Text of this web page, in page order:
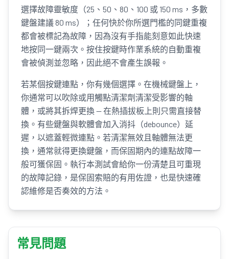
選擇故障靈敏度（25、50、80、100 或 150 ms，多數
鍵盤建議 80 ms）；任何快於你所選門檻的同鍵重複
都會被標記為故障，因為沒有手指能刻意如此快速
地按同一鍵兩次。按住按鍵時作業系統的自動重複
會被偵測並忽略，因此絕不會產生誤報。
若某個按鍵連點，你有幾個選擇。在機械鍵盤上，
你通常可以吹除或用觸點清潔劑清潔受影響的軸
體，或將其拆焊更換 — 在熱插拔板上則只需直接替
換。有些鍵盤與軟體會加入消抖（debounce）延
遲，以遮蓋輕微連點。若清潔無效且軸體無法更
換，通常就得更換鍵盤，而保固期內的連點故障一
般可獲保固。執行本測試會給你一份清楚且可重現
的故障記錄，是保固索賠的有用佐證，也是快速確
認維修是否奏效的方法。
常見問題